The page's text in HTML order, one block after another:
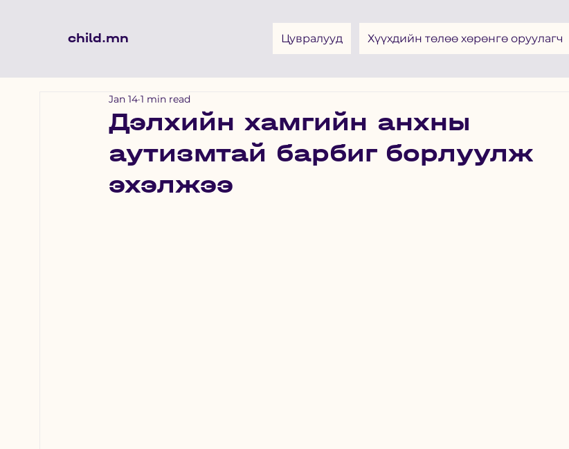
child.mn Цувралууд Хүүхдийн төлөө хөрөнгө оруулагч
Дэлхийн хамгийн анхны
аутизмтай барбиг борлуулж
эхэлжээ
Jan 14 1 min read